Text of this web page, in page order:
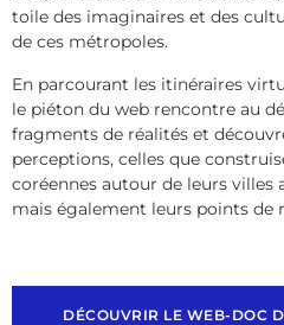
toile des imaginaires et des
de ces métropoles.
En parcourant les itinéraires
le piéton du web rencontre au
fragments de réalités et
perceptions, celles que
coréennes autour de leurs villes
mais également leurs points de
DÉCOUVRIR LE WEB-DOC